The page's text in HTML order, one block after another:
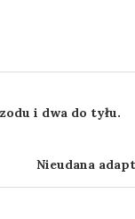
i dwa do tyłu.
Nieudana